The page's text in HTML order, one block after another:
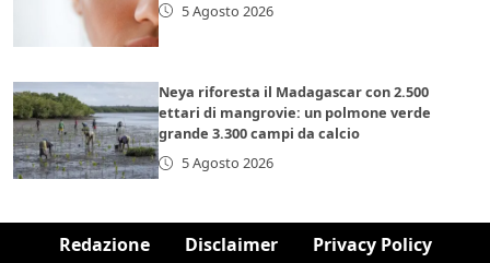
5 Agosto 2026
Neya riforesta il Madagascar con 2.500
ettari di mangrovie: un polmone verde
grande 3.300 campi da calcio
5 Agosto 2026
Redazione Disclaimer Privacy Policy